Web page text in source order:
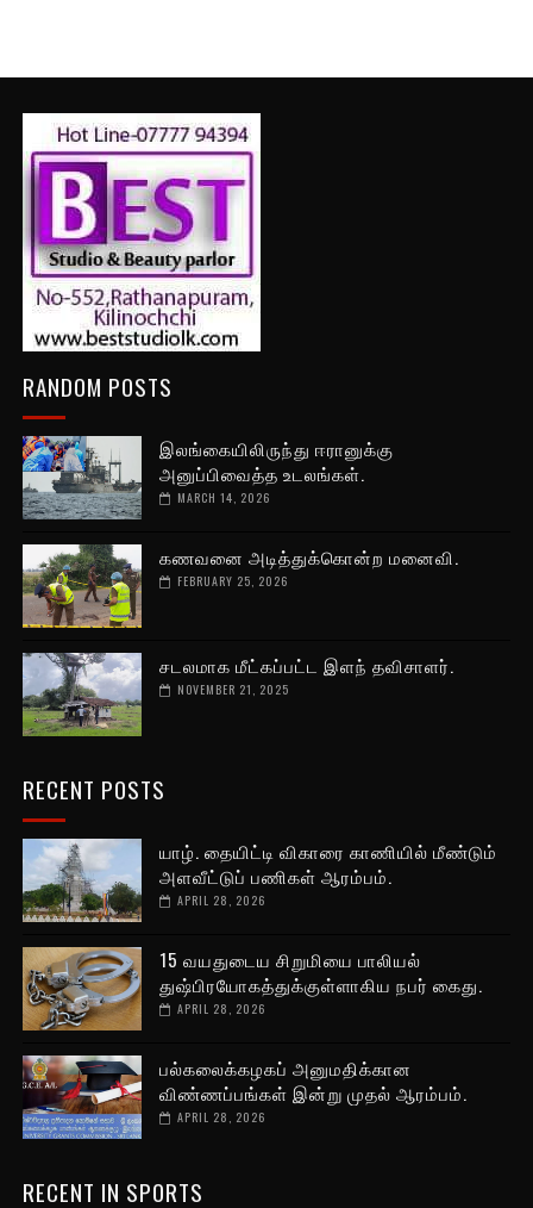
RANDOM POSTS
இலங்கையிலிருந்து ஈரானுக்கு
அனுப்பிவைத்த உடலங்கள்.
MARCH 14, 2026
கணவனை அடித்துக்கொன்ற மனைவி.
FEBRUARY 25, 2026
சடலமாக மீட்கப்பட்ட இளந் தவிசாளர்.
NOVEMBER 21, 2025
RECENT POSTS
யாழ். தையிட்டி விகாரை காணியில் மீண்டும்
அளவீட்டுப் பணிகள் ஆரம்பம்.
APRIL 28, 2026
15 வயதுடைய சிறுமியை பாலியல்
துஷ்பிரயோகத்துக்குள்ளாகிய நபர் கைது.
APRIL 28, 2026
பல்கலைக்கழகப் அனுமதிக்கான
விண்ணப்பங்கள் இன்று முதல் ஆரம்பம்.
APRIL 28, 2026
RECENT IN SPORTS